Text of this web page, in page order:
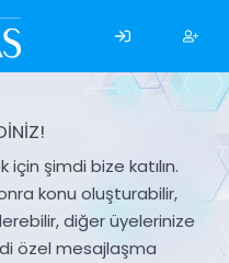
şimdi bize katılın.
konu oluşturabilir,
diğer üyelerinize
özel mesajlaşma